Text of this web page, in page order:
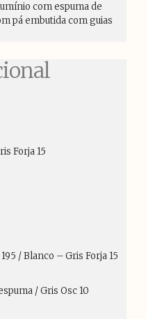
com espuma de
pá embutida com guias
Forja 15
/ Blanco – Gris Forja 15
/ Gris Osc 10